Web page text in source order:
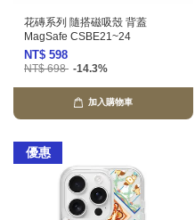
花磚系列 隨搭磁吸殼 背蓋
MagSafe CSBE21~24
NT$ 598
NT$ 698 -14.3%
加入購物車
優惠